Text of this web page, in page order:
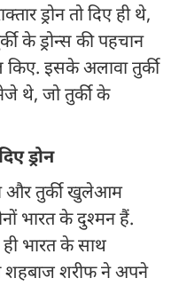
ड्रोन तो दिए ही थे,
के ड्रोन्स की पहचान
किए. इसके अलावा तुर्की
थे, जो तुर्की के
ड्रोन
और तुर्की खुलेआम
भारत के दुश्मन हैं.
भारत के साथ
शहबाज शरीफ ने अपने